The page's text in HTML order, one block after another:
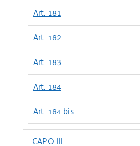
Art. 181
Art. 182
Art. 183
Art. 184
Art. 184 bis
CAPO III